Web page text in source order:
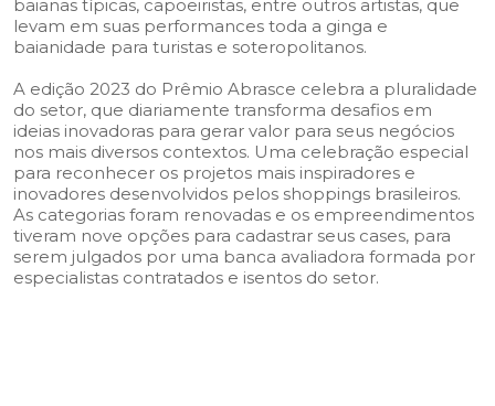
baianas típicas, capoeiristas, entre outros artistas, que
levam em suas performances toda a ginga e
baianidade para turistas e soteropolitanos.
A edição 2023 do Prêmio Abrasce celebra a pluralidade
do setor, que diariamente transforma desafios em
ideias inovadoras para gerar valor para seus negócios
nos mais diversos contextos. Uma celebração especial
para reconhecer os projetos mais inspiradores e
inovadores desenvolvidos pelos shoppings brasileiros.
As categorias foram renovadas e os empreendimentos
tiveram nove opções para cadastrar seus cases, para
serem julgados por uma banca avaliadora formada por
especialistas contratados e isentos do setor.